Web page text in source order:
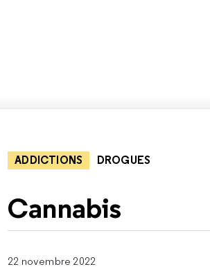
ADDICTIONS DROGUES
Cannabis
22 novembre 2022